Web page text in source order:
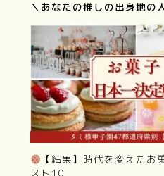
＼あなたの推しの出身地の
【結果】時代を変えたお
スト10